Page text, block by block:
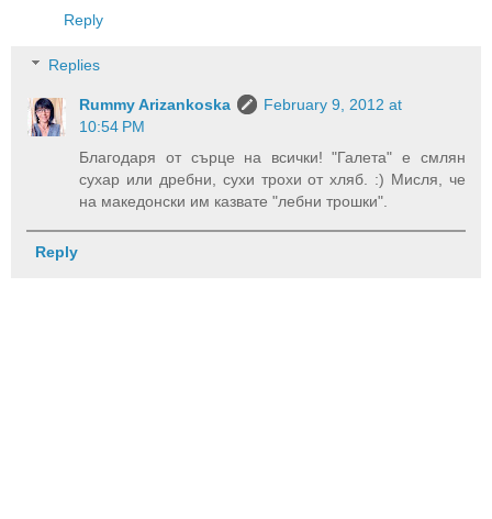
Reply
Replies
Rummy Arizankoska
February 9, 2012 at
10:54 PM
Благодаря от сърце на всички! "Галета" е смлян
сухар или дребни, сухи трохи от хляб. :) Мисля, че
на македонски им казвате "лебни трошки".
Reply